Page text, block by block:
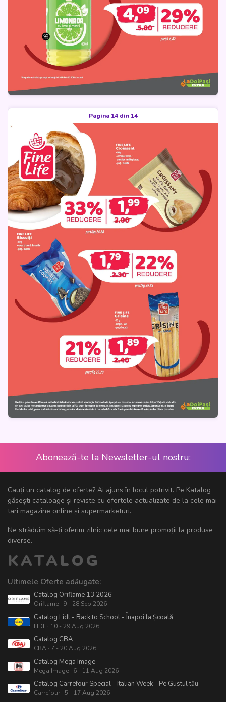
Pagina 14 din 14
Abonează-te la Newsletter-ul nostru:
Cauți un catalog de oferte? Ai ajuns în locul potrivit. Pe Katalog
găsești cataloage și reviste cu ofertele actualizate de la cele mai
tari magazine online și supermarketuri.
Ne străduim să-ți oferim zilnic cele mai bune promoții la produse
diverse.
KATALOG
Ultimele Oferte adăugate:
Catalog Oriflame 13 2026
Oriflame · 9 - 28 Sep 2026
Catalog Lidl - Back to School - Înapoi la Școală
LIDL · 10 - 29 Aug 2026
Catalog CBA
CBA · 7 - 20 Aug 2026
Catalog Mega Image
Mega Image · 6 - 11 Aug 2026
Catalog Carrefour Special - Italian Week - Pe Gustul tău
Carrefour · 5 - 17 Aug 2026